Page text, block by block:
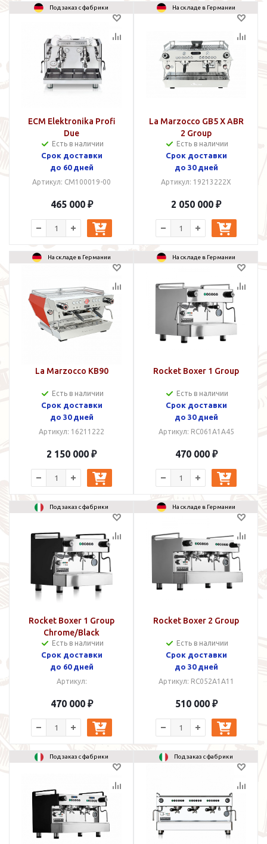
Под заказ с фабрики
ECM Elektronika Profi
Due
Есть в наличии
Cрок доставки
до 60 дней
Артикул: CM100019-00
465 000 ₽
На складе в Германии
La Marzocco GB5 X ABR
2 Group
Есть в наличии
Срок доставки
до 30 дней
Артикул: 19213222X
2 050 000 ₽
На складе в Германии
La Marzocco KB90
Есть в наличии
Срок доставки
до 30 дней
Артикул: 16211222
2 150 000 ₽
На складе в Германии
Rocket Boxer 1 Group
Есть в наличии
Срок доставки
до 30 дней
Артикул: RC061A1A45
470 000 ₽
Под заказ с фабрики
Rocket Boxer 1 Group
Chrome/Black
Есть в наличии
Cрок доставки
до 60 дней
Артикул:
470 000 ₽
На складе в Германии
Rocket Boxer 2 Group
Есть в наличии
Срок доставки
до 30 дней
Артикул: RC052A1A11
510 000 ₽
Под заказ с фабрики Под заказ с фабрики